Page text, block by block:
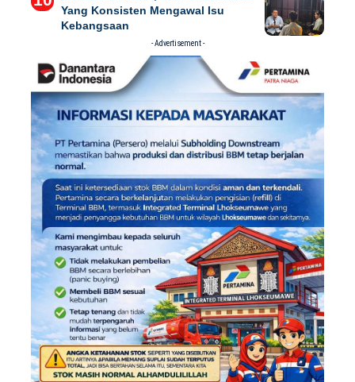
Yang Konsisten Mengawal Isu
Kebangsaan
- Advertisement -